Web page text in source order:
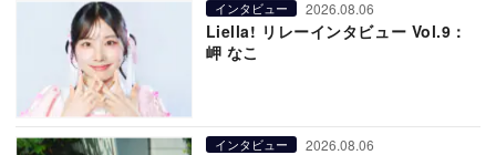
インタビュー 2026.08.06
Liella! リレーインタビュー Vol.9：
岬 なこ
インタビュー 2026.08.06